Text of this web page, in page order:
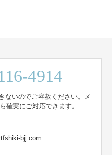
4914
ないのでご容赦ください。メ
確実にご対応できます。
bjj.com